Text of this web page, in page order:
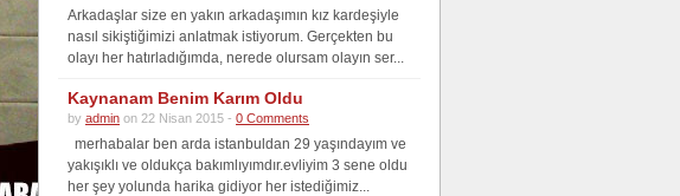
Arkadaşlar size en yakın arkadaşımın kız kardeşiyle
nasıl sikiştiğimizi anlatmak istiyorum. Gerçekten bu
olayı her hatırladığımda, nerede olursam olayın ser...
Kaynanam Benim Karım Oldu
by admin on 22 Nisan 2015 - 0 Comments
merhabalar ben arda istanbuldan 29 yaşındayım ve
yakışıklı ve oldukça bakımlıyımdır.evliyim 3 sene oldu
her şey yolunda harika gidiyor her istediğimiz...